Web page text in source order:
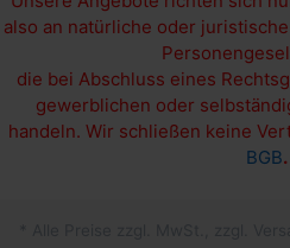
also an natürliche oder
die bei Abschluss eines
gewerblichen oder
handeln. Wir schließen keine
BGB.